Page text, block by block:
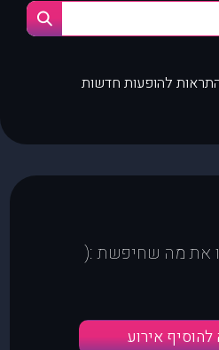
להופעות חדשות
את מה שחיפשת :(
להוסיף אירוע